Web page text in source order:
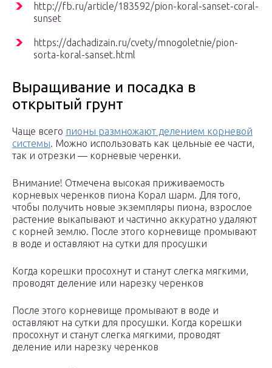
http://fb.ru/article/183592/pion-koral-sanset-coral-
sunset
https://dachadizain.ru/cvety/mnogoletnie/pion-
sorta-koral-sanset.html
Выращивание и посадка в
открытый грунт
Чаще всего пионы размножают делением корневой
системы. Можно использовать как цельные ее части,
так и отрезки — корневые черенки.
Внимание! Отмечена высокая приживаемость
корневых черенков пиона Корал шарм. Для того,
чтобы получить новые экземпляры пиона, взрослое
растение выкапывают и частично аккуратно удаляют
с корней землю. После этого корневище промывают
в воде и оставляют на сутки для просушки
Когда корешки просохнут и станут слегка мягкими,
проводят деление или нарезку черенков
После этого корневище промывают в воде и
оставляют на сутки для просушки. Когда корешки
просохнут и станут слегка мягкими, проводят
деление или нарезку черенков